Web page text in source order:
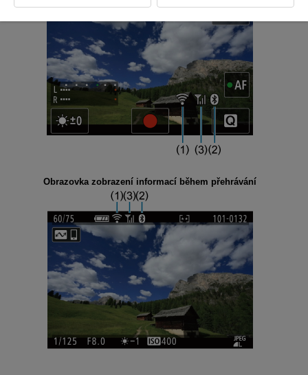
Obrazovka zobrazení informací během přehrávání